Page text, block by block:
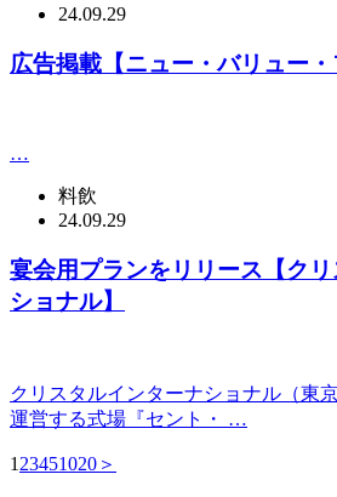
24.09.29
広告掲載【ニュー・バリュー・
…
料飲
24.09.29
宴会用プランをリリース【ク
ショナル】
クリスタルインターナショナル（東
運営する式場『セント・ …
1 23451020 ＞